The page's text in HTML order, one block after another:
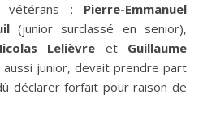
vétérans : Pierre-Emmanuel
(junior surclassé en senior),
Lelièvre et Guillaume
aussi junior, devait prendre part
déclarer forfait pour raison de